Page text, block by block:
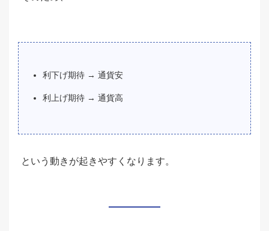
利下げ期待 → 通貨安
利上げ期待 → 通貨高
という動きが起きやすくなります。